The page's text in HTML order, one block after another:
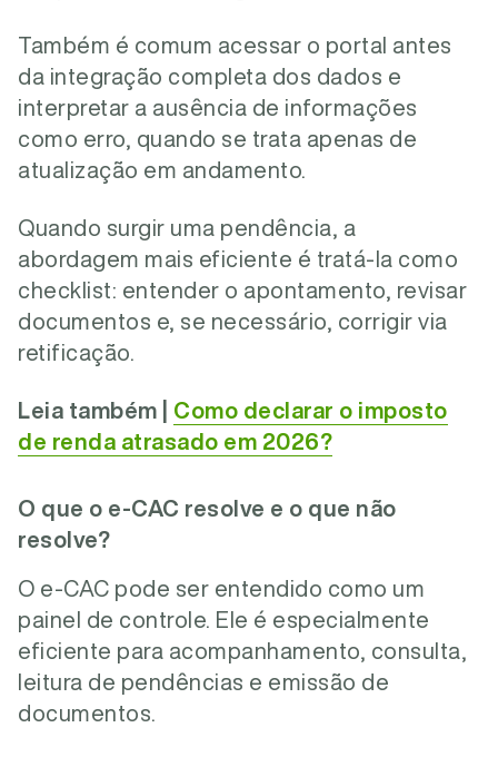
Também é comum acessar o portal antes
da integração completa dos dados e
interpretar a ausência de informações
como erro, quando se trata apenas de
atualização em andamento.
Quando surgir uma pendência, a
abordagem mais eficiente é tratá-la como
checklist: entender o apontamento, revisar
documentos e, se necessário, corrigir via
retificação.
Leia também |
Como declarar o imposto
de renda atrasado em 2026?
O que o e-CAC resolve e o que não
resolve?
O e-CAC pode ser entendido como um
painel de controle. Ele é especialmente
eficiente para acompanhamento, consulta,
leitura de pendências e emissão de
documentos.